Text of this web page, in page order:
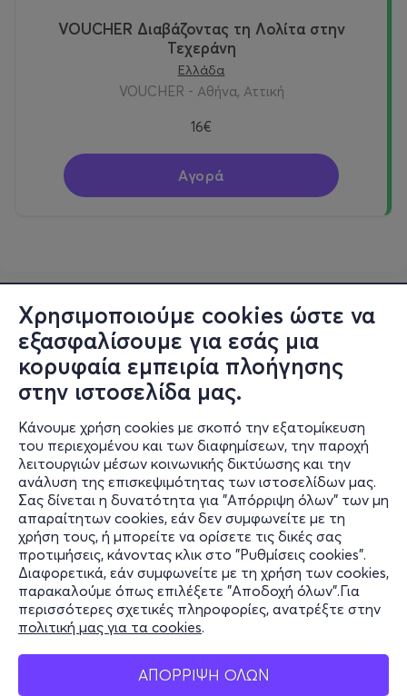
Χρησιμοποιούμε cookies ώστε να
εξασφαλίσουμε για εσάς μια
κορυφαία εμπειρία πλοήγησης
στην ιστοσελίδα μας.
Κάνουμε χρήση cookies με σκοπό την εξατομίκευση
του περιεχομένου και των διαφημίσεων, την παροχή
λειτουργιών μέσων κοινωνικής δικτύωσης και την
ανάλυση της επισκεψιμότητας των ιστοσελίδων μας.
Σας δίνεται η δυνατότητα για "Απόρριψη όλων" των μη
απαραίτητων cookies, εάν δεν συμφωνείτε με τη
χρήση τους, ή μπορείτε να ορίσετε τις δικές σας
προτιμήσεις, κάνοντας κλικ στο "Ρυθμίσεις cookies".
Διαφορετικά, εάν συμφωνείτε με τη χρήση των cookies,
παρακαλούμε όπως επιλέξετε "Αποδοχή όλων".Για
περισσότερες σχετικές πληροφορίες, ανατρέξτε στην
πολιτική μας για τα cookies.
ΑΠΟΡΡΙΨΗ ΟΛΩΝ
VOUCHER Διαβάζοντας τη Λολίτα στην
Τεχεράνη
Ελλάδα
VOUCHER - Αθήνα, Αττική
16€
Αγορά
Πληροφορίες
Υποστήριξη
Stay Connected
Mobile app